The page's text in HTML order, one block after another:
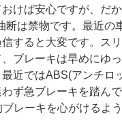
けば安心ですが、だ
は禁物です。最近の
すると大変です。ス
ブレーキは早めにゆ
近ではABS(アンチロ
ず急ブレーキを踏ん
レーキを心がけるよ